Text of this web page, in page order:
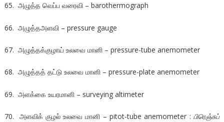
65. அழுத்த வெப்ப வரைவி – barothermograph
66. அழுத்தஅளவி – pressure gauge
67. அழுத்தக்குழாய் உலவை மானி – pressure-tube anemometer
68. அழுத்தத் தட்டு உலவை மானி – pressure-plate anemometer
69. அளக்கை உயரமானி – surveying altimeter
70. அளவிக் குழல் உலவை மானி – pitot-tube anemometer :பிரெஞ்சுப்